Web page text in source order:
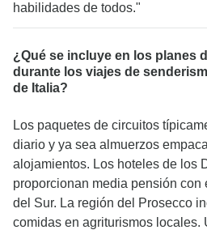
habilidades de todos."
¿Qué se incluye en los planes
durante los viajes de
de Italia?
Los paquetes de circuitos
diario y ya sea almuerzos
alojamientos. Los hoteles de los
proporcionan media pensión con
del Sur. La región del Prosecco
comidas en agriturismos locales.